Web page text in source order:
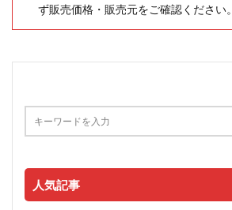
ず販売価格・販売元をご確認ください。
人気記事